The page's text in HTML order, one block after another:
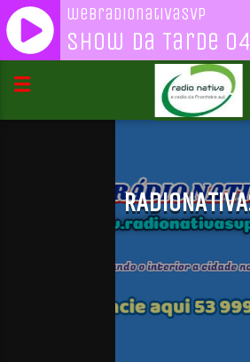
webradionativasvp
Show Da Tarde 04